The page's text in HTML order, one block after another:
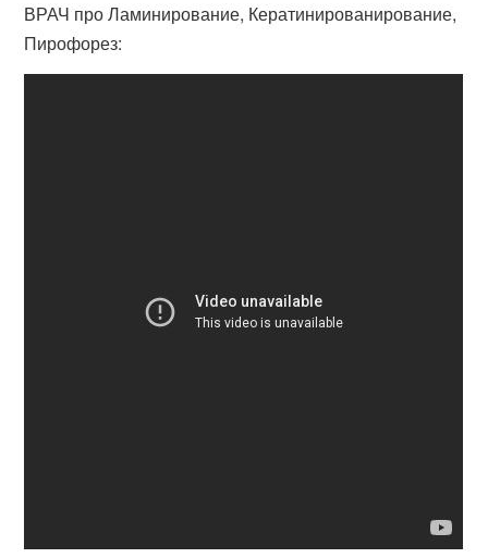
ВРАЧ про Ламинирование, Кератинированирование,
Пирофорез: